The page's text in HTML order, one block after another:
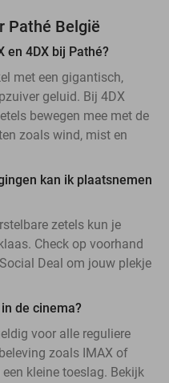
Pathé België
en 4DX bij Pathé?
met een gigantisch,
geluid. Bij 4DX
bewegen mee met de
zoals wind, mist en
kan ik plaatsnemen
zetels kun je
Check op voorhand
Deal om jouw plekje
de cinema?
voor alle reguliere
zoals IMAX of
kleine toeslag. Bekijk